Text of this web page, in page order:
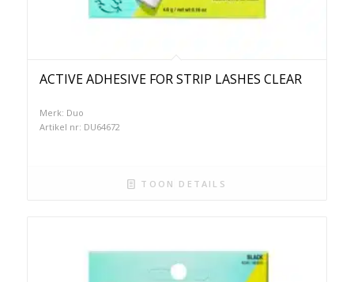
ACTIVE ADHESIVE FOR STRIP LASHES CLEAR
Merk: Duo
Artikel nr: DU64672
TOON DETAILS